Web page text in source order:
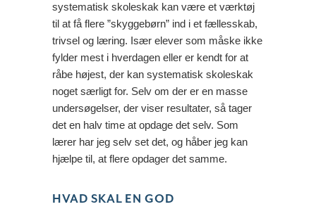
systematisk skoleskak kan være et værktøj
til at få flere ”skyggebørn” ind i et fællesskab,
trivsel og læring. Især elever som måske ikke
fylder mest i hverdagen eller er kendt for at
råbe højest, der kan systematisk skoleskak
noget særligt for. Selv om der er en masse
undersøgelser, der viser resultater, så tager
det en halv time at opdage det selv. Som
lærer har jeg selv set det, og håber jeg kan
hjælpe til, at flere opdager det samme.
HVAD SKAL EN GOD